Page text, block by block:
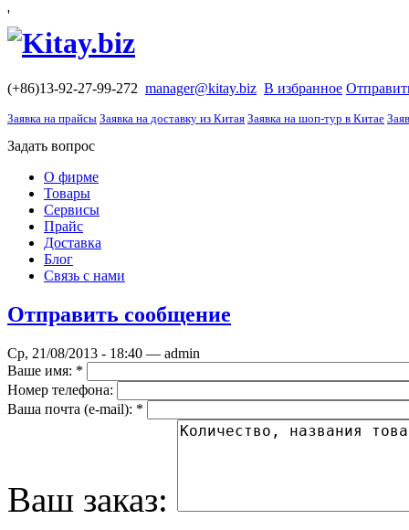
'
(+86)13-92-27-99-272 manager@kitay.biz В избранное
Заявка на прайсы Заявка на доставку из Китая Заявка на шоп-тур в Китае
Задать вопрос
О фирме
Товары
Сервисы
Прайс
Доставка
Блог
Связь с нами
Отправить сообщение
Ср, 21/08/2013 - 18:40 — admin
Ваше имя: *
Номер телефона:
Ваша почта (е-mail): *
Ваш заказ: